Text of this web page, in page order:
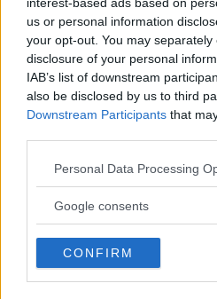
us or personal information
your opt-out. You may
disclosure of your personal
IAB’s list of downstream
also be disclosed by us to third
Downstream Participants that
Please note that this website/app
not limited to your visit or usage
use your data for below specified
consent section.
Personal Data Processing
Google consents
CONFIRM
Text
Christian Ellmark
Fotograf
Christian Ellmark
Det här är en låst
att fortsätta läsa.